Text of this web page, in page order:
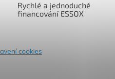
Rychlé a jednoduché
financování ESSOX
cookies